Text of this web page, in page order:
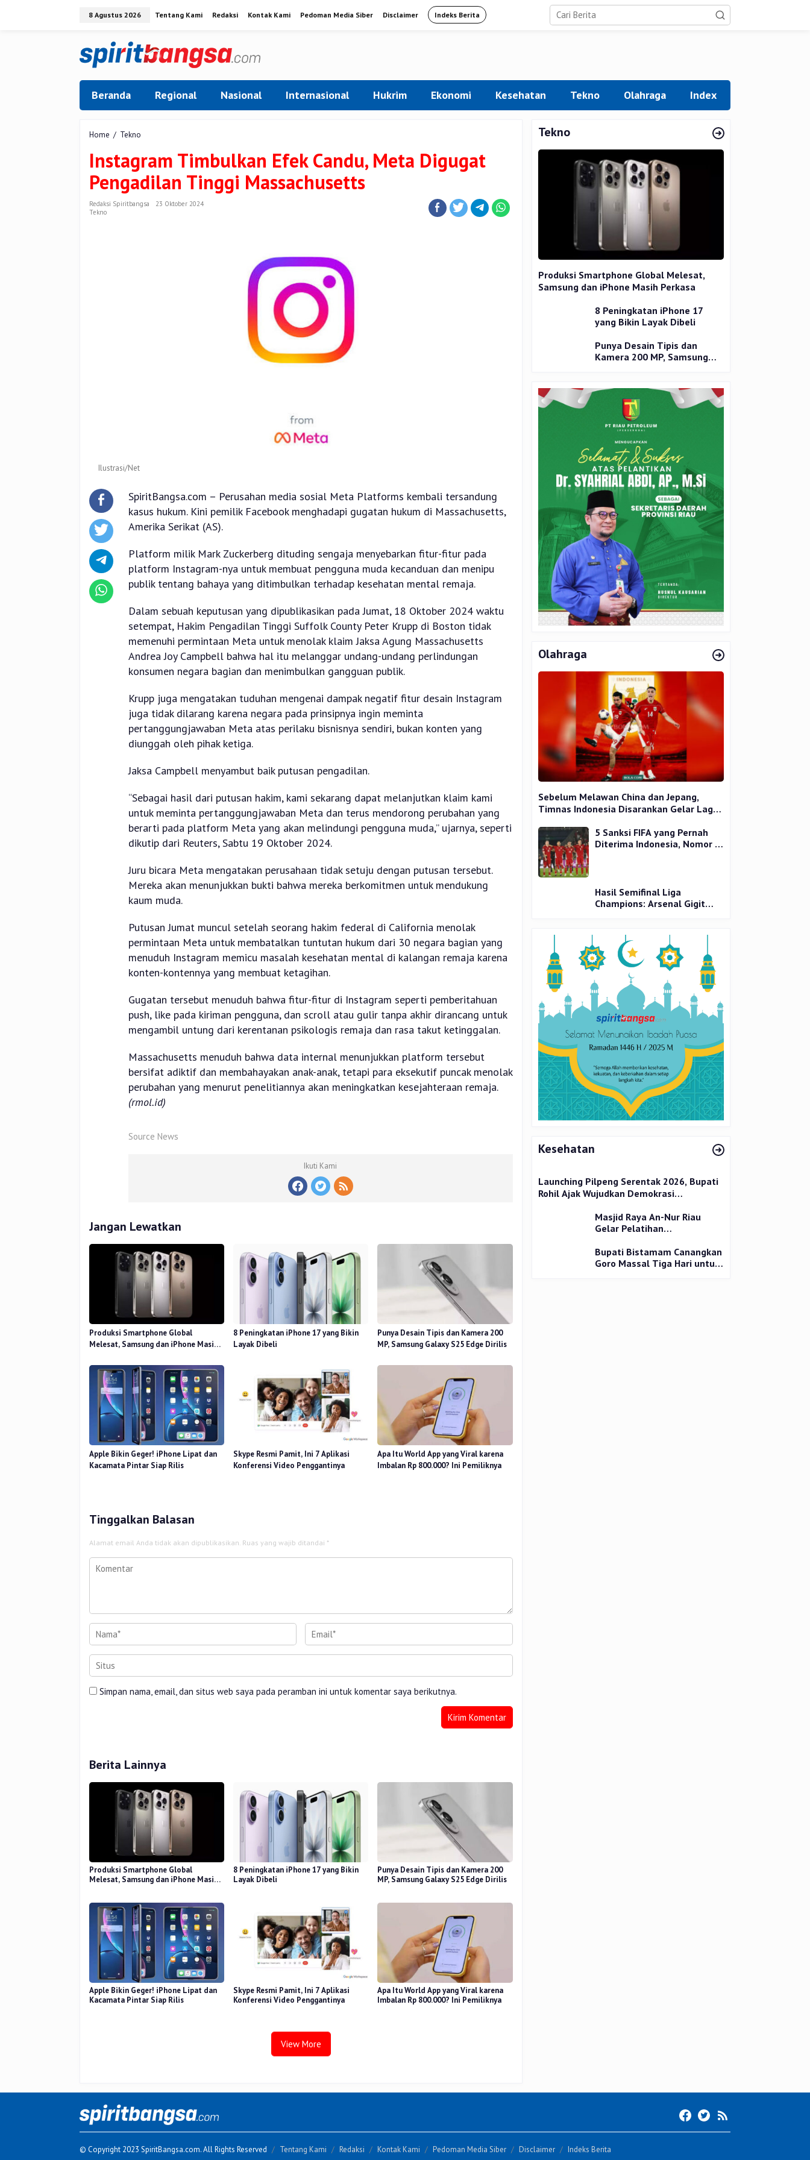
8 Agustus 2026 Tentang Kami Redaksi Kontak Kami Pedoman Media Siber Disclaimer Indeks Berita
Beranda Regional Nasional Internasional Hukrim Ekonomi Kesehatan Tekno Olahraga Index
Home / Tekno
Efek
Candu,
Meta
Digugat
Pengadilan
Instagram Timbulkan Efek Candu, Meta Digugat
Pengadilan Tinggi Massachusetts
Redaksi Spiritbangsa
23 Oktober 2024
Tekno
Ilustrasi/Net
SpiritBangsa.com – Perusahan media sosial Meta Platforms kembali tersandung
kasus hukum. Kini pemilik Facebook menghadapi gugatan hukum di Massachusetts,
Amerika Serikat (AS).
Platform milik Mark Zuckerberg dituding sengaja menyebarkan fitur-fitur pada
platform Instagram-nya untuk membuat pengguna muda kecanduan dan menipu
publik tentang bahaya yang ditimbulkan terhadap kesehatan mental remaja.
Dalam sebuah keputusan yang dipublikasikan pada Jumat, 18 Oktober 2024 waktu
setempat, Hakim Pengadilan Tinggi Suffolk County Peter Krupp di Boston tidak
memenuhi permintaan Meta untuk menolak klaim Jaksa Agung Massachusetts
Andrea Joy Campbell bahwa hal itu melanggar undang-undang perlindungan
konsumen negara bagian dan menimbulkan gangguan publik.
Krupp juga mengatakan tuduhan mengenai dampak negatif fitur desain Instagram
juga tidak dilarang karena negara pada prinsipnya ingin meminta
pertanggungjawaban Meta atas perilaku bisnisnya sendiri, bukan konten yang
diunggah oleh pihak ketiga.
Jaksa Campbell menyambut baik putusan pengadilan.
“Sebagai hasil dari putusan hakim, kami sekarang dapat melanjutkan klaim kami
untuk meminta pertanggungjawaban Meta dan terus mendorong perubahan yang
berarti pada platform Meta yang akan melindungi pengguna muda,” ujarnya, seperti
dikutip dari Reuters, Sabtu 19 Oktober 2024.
Juru bicara Meta mengatakan perusahaan tidak setuju dengan putusan tersebut.
Mereka akan menunjukkan bukti bahwa mereka berkomitmen untuk mendukung
kaum muda.
Putusan Jumat muncul setelah seorang hakim federal di California menolak
permintaan Meta untuk membatalkan tuntutan hukum dari 30 negara bagian yang
menuduh Instagram memicu masalah kesehatan mental di kalangan remaja karena
konten-kontennya yang membuat ketagihan.
Gugatan tersebut menuduh bahwa fitur-fitur di Instagram seperti pemberitahuan
push, like pada kiriman pengguna, dan scroll atau gulir tanpa akhir dirancang untuk
mengambil untung dari kerentanan psikologis remaja dan rasa takut ketinggalan.
Massachusetts menuduh bahwa data internal menunjukkan platform tersebut
bersifat adiktif dan membahayakan anak-anak, tetapi para eksekutif puncak menolak
perubahan yang menurut penelitiannya akan meningkatkan kesejahteraan remaja.
(rmol.id)
Source News
Ikuti Kami
Jangan Lewatkan
Produksi Smartphone Global
Melesat, Samsung dan iPhone Masih
8 Peningkatan iPhone 17 yang Bikin
Layak Dibeli
Punya Desain Tipis dan Kamera 200
MP, Samsung Galaxy S25 Edge Dirilis
Apple Bikin Geger! iPhone Lipat dan
Kacamata Pintar Siap Rilis
Skype Resmi Pamit, Ini 7 Aplikasi
Konferensi Video Penggantinya
Apa Itu World App yang Viral karena
Imbalan Rp 800.000? Ini Pemiliknya
Tinggalkan Balasan
Alamat email Anda tidak akan dipublikasikan. Ruas yang wajib ditandai *
Simpan nama, email, dan situs web saya pada peramban ini untuk komentar saya berikutnya.
Berita Lainnya
Produksi Smartphone Global
Melesat, Samsung dan iPhone Masih
8 Peningkatan iPhone 17 yang Bikin
Layak Dibeli
Punya Desain Tipis dan Kamera 200
MP, Samsung Galaxy S25 Edge Dirilis
Apple Bikin Geger! iPhone Lipat dan
Kacamata Pintar Siap Rilis
Skype Resmi Pamit, Ini 7 Aplikasi
Konferensi Video Penggantinya
Apa Itu World App yang Viral karena
Imbalan Rp 800.000? Ini Pemiliknya
View More
Tekno
Produksi Smartphone Global Melesat,
Samsung dan iPhone Masih Perkasa
8 Peningkatan iPhone 17
yang Bikin Layak Dibeli
Punya Desain Tipis dan
Kamera 200 MP, Samsung
Olahraga
Sebelum Melawan China dan Jepang,
Timnas Indonesia Disarankan Gelar Laga
5 Sanksi FIFA yang Pernah
Diterima Indonesia, Nomor 1
Hasil Semifinal Liga
Champions: Arsenal Gigit
Kesehatan
Launching Pilpeng Serentak 2026, Bupati
Rohil Ajak Wujudkan Demokrasi
Masjid Raya An-Nur Riau
Gelar Pelatihan
Langsung Praktik dan Gratis
Bupati Bistamam Canangkan
Goro Massal Tiga Hari untuk
© Copyright 2023 SpiritBangsa.com. All Rights Reserved Tentang Kami Redaksi Kontak Kami Pedoman Media Siber Disclaimer Indeks Berita